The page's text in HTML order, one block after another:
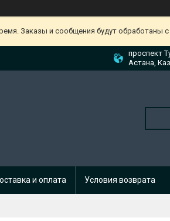
Заказы и сообщения будут обработаны
проспект
Астана,
и оплата Условия возврата